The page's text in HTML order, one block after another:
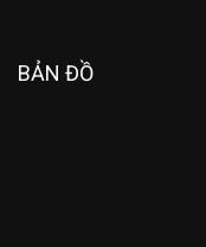
BẢN ĐỒ